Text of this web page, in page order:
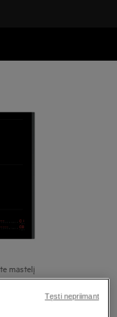
mastelį
Tęsti nepriimant